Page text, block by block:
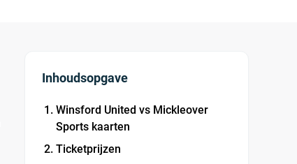
Inhoudsopgave
Winsford United vs Mickleover
Sports kaarten
Ticketprijzen